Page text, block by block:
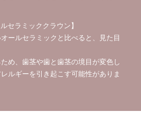
ルセラミッククラウン】
ールセラミックと比べると、見た目
め、歯茎や歯と歯茎の境目が変色し
ルギーを引き起こす可能性がありま